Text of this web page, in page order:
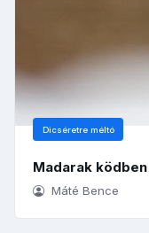
Dicséretre méltó
Madarak ködben
Máté Bence